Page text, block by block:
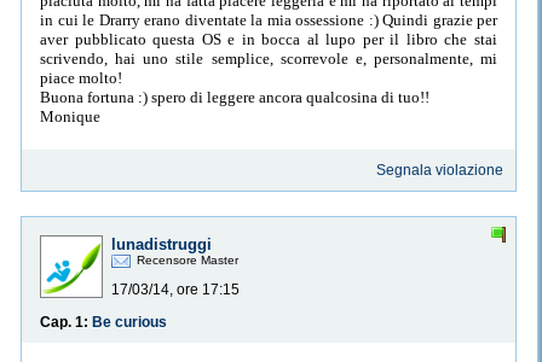
in cui le Drarry erano diventate la mia ossessione :) Quindi grazie per
aver pubblicato questa OS e in bocca al lupo per il libro che stai
scrivendo, hai uno stile semplice, scorrevole e, personalmente, mi
piace molto!
Buona fortuna :) spero di leggere ancora qualcosina di tuo!!
Monique
Segnala violazione
lunadistruggi
Recensore Master
17/03/14, ore 17:15
Cap. 1: Be curious